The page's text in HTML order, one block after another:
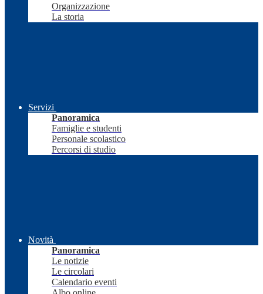
Organizzazione
La storia
Servizi
Panoramica
Famiglie e studenti
Personale scolastico
Percorsi di studio
Novità
Panoramica
Le notizie
Le circolari
Calendario eventi